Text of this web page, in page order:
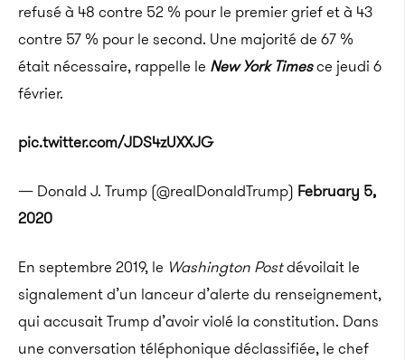
refusé à 48 contre 52 % pour le premier grief et à 43
contre 57 % pour le second. Une majorité de 67 %
était nécessaire, rappelle le New York Timesce jeudi 6
février.
pic.twitter.com/JDS4zUXXJG
— Donald J. Trump (@realDonaldTrump) February 5,
2020
En septembre 2019, le Washington Postdévoilait le
signalement d’un lanceur d’alerte du renseignement,
qui accusait Trump d’avoir violé la constitution. Dans
une conversation téléphonique déclassifiée, le chef